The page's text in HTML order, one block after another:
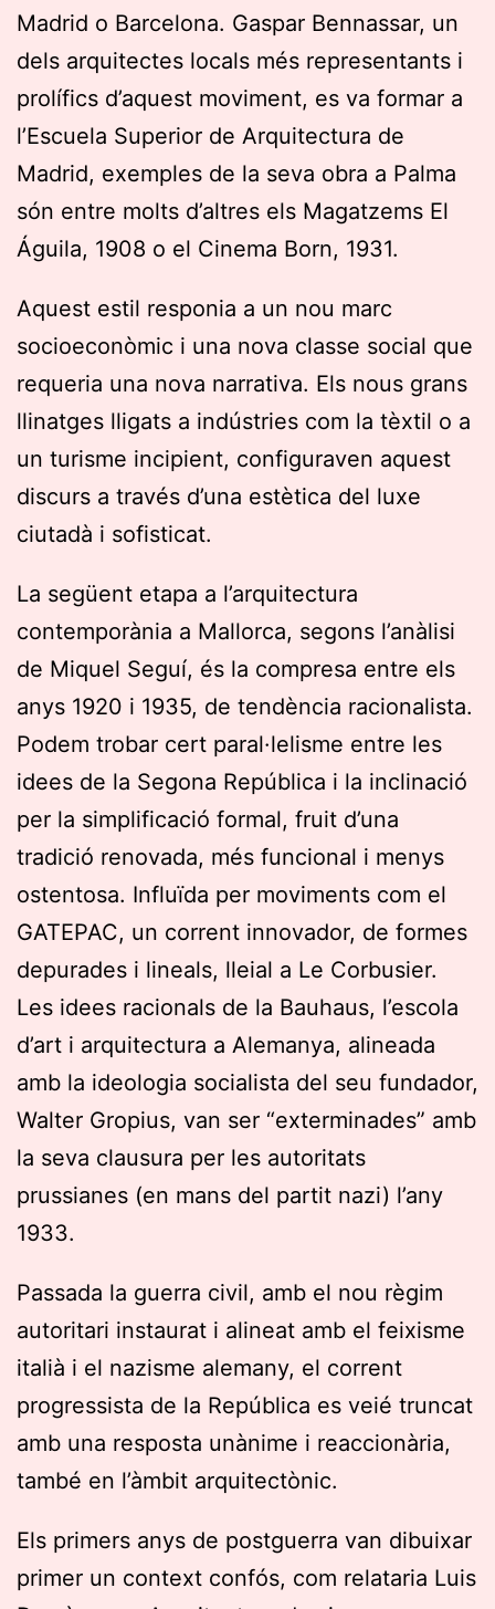
Madrid o Barcelona. Gaspar Bennassar, un
dels arquitectes locals més representants i
prolífics d’aquest moviment, es va formar a
l’Escuela Superior de Arquitectura de
Madrid, exemples de la seva obra a Palma
són entre molts d’altres els Magatzems El
Águila, 1908 o el Cinema Born, 1931.
Aquest estil responia a un nou marc
socioeconòmic i una nova classe social que
requeria una nova narrativa. Els nous grans
llinatges lligats a indústries com la tèxtil o a
un turisme incipient, configuraven aquest
discurs a través d’una estètica del luxe
ciutadà i sofisticat.
La següent etapa a l’arquitectura
contemporània a Mallorca, segons l’anàlisi
de Miquel Seguí, és la compresa entre els
anys 1920 i 1935, de tendència racionalista.
Podem trobar cert paral·lelisme entre les
idees de la Segona República i la inclinació
per la simplificació formal, fruit d’una
tradició renovada, més funcional i menys
ostentosa. Influïda per moviments com el
GATEPAC, un corrent innovador, de formes
depurades i lineals, lleial a Le Corbusier.
Les idees racionals de la Bauhaus, l’escola
d’art i arquitectura a Alemanya, alineada
amb la ideologia socialista del seu fundador,
Walter Gropius, van ser “exterminades” amb
la seva clausura per les autoritats
prussianes (en mans del partit nazi) l’any
1933.
Passada la guerra civil, amb el nou règim
autoritari instaurat i alineat amb el feixisme
italià i el nazisme alemany, el corrent
progressista de la República es veié truncat
amb una resposta unànime i reaccionària,
també en l’àmbit arquitectònic.
Els primers anys de postguerra van dibuixar
primer un context confós, com relataria Luis